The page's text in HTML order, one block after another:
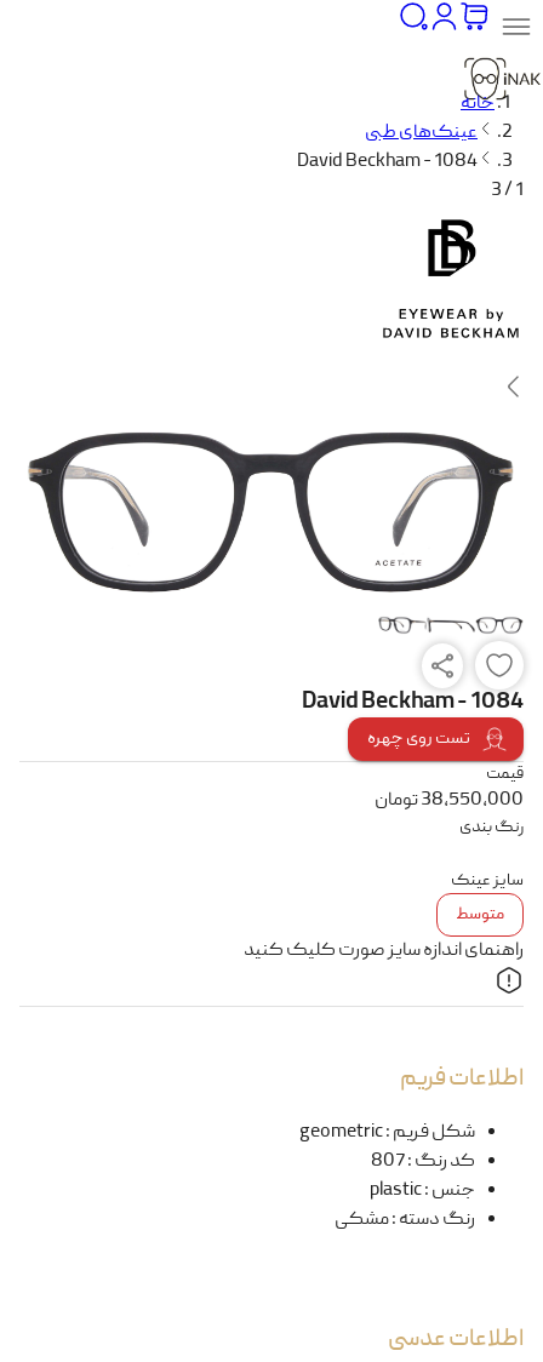
خانه
عینک‌های طبی
David Beckham - 1084
1 / 3
David Beckham - 1084
تست روی چهره
قیمت
38,550,000تومان
رنگ بندی
سایز عینک
متوسط
راهنمای اندازه سایز صورت کلیک کنید
اطلاعات فریم
شکل فریم:
geometric
کد رنگ:
807
جنس:
plastic
رنگ دسته:مشکی
اطلاعات عدسی